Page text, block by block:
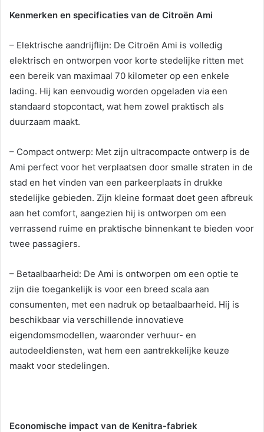
Kenmerken en specificaties van de Citroën Ami
– Elektrische aandrijflijn: De Citroën Ami is volledig
elektrisch en ontworpen voor korte stedelijke ritten met
een bereik van maximaal 70 kilometer op een enkele
lading. Hij kan eenvoudig worden opgeladen via een
standaard stopcontact, wat hem zowel praktisch als
duurzaam maakt.
– Compact ontwerp: Met zijn ultracompacte ontwerp is de
Ami perfect voor het verplaatsen door smalle straten in de
stad en het vinden van een parkeerplaats in drukke
stedelijke gebieden. Zijn kleine formaat doet geen afbreuk
aan het comfort, aangezien hij is ontworpen om een
verrassend ruime en praktische binnenkant te bieden voor
twee passagiers.
– Betaalbaarheid: De Ami is ontworpen om een optie te
zijn die toegankelijk is voor een breed scala aan
consumenten, met een nadruk op betaalbaarheid. Hij is
beschikbaar via verschillende innovatieve
eigendomsmodellen, waaronder verhuur- en
autodeeldiensten, wat hem een aantrekkelijke keuze
maakt voor stedelingen.
Economische impact van de Kenitra-fabriek